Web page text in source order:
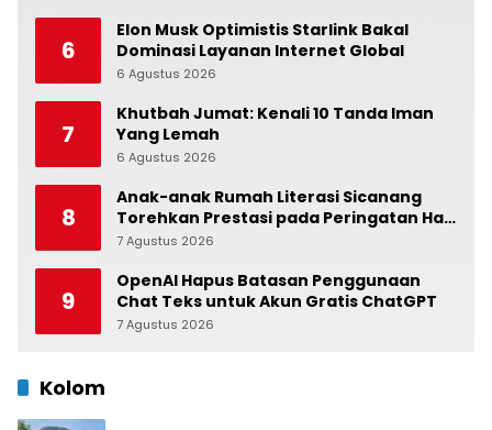
6
Elon Musk Optimistis Starlink Bakal
Dominasi Layanan Internet Global
6 Agustus 2026
7
Khutbah Jumat: Kenali 10 Tanda Iman
Yang Lemah
6 Agustus 2026
8
Anak-anak Rumah Literasi Sicanang
Torehkan Prestasi pada Peringatan Hari
Anak Nasional di Kecamatan Medan
7 Agustus 2026
9
OpenAI Hapus Batasan Penggunaan
Chat Teks untuk Akun Gratis ChatGPT
7 Agustus 2026
Kolom